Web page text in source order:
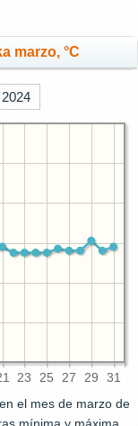
marzo, °C
23 25 27 29 31
el mes de marzo de